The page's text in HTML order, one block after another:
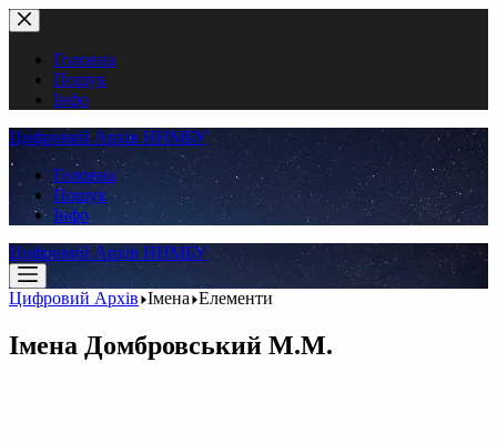
Перейти
до
вмістуГоловна
Пошук
Інфо
Цифровий Архів ННМБУ
Головна
Пошук
Інфо
Цифровий Архів ННМБУ
Цифровий Архів Імена Елементи
Імена Домбровський М.М.